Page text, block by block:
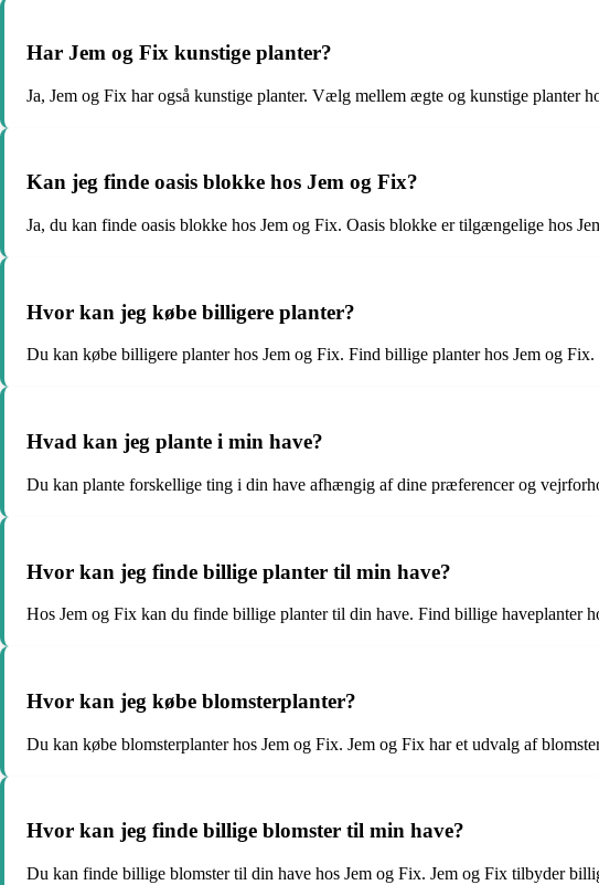
Har Jem og Fix kunstige planter?
Ja, Jem og Fix har også kunstige planter. Vælg mellem ægte og kunstige planter
Kan jeg finde oasis blokke hos Jem og Fix?
Ja, du kan finde oasis blokke hos Jem og Fix. Oasis blokke er tilgængelige hos
Hvor kan jeg købe billigere planter?
Du kan købe billigere planter hos Jem og Fix. Find billige planter hos Jem og Fix.
Hvad kan jeg plante i min have?
Du kan plante forskellige ting i din have afhængig af dine præferencer og
Hvor kan jeg finde billige planter til min have?
Hos Jem og Fix kan du finde billige planter til din have. Find billige haveplanter
Hvor kan jeg købe blomsterplanter?
Du kan købe blomsterplanter hos Jem og Fix. Jem og Fix har et udvalg af
Hvor kan jeg finde billige blomster til min have?
Du kan finde billige blomster til din have hos Jem og Fix. Jem og Fix tilbyder